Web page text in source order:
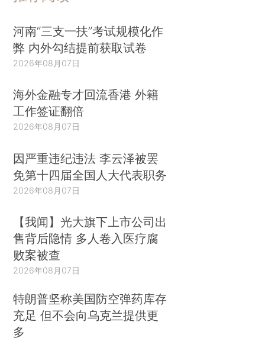
河南“三支一扶”考试规模化作
弊 内外勾结提前获取试卷
2026年08月07日
海外金融专才回流香港 外籍
工作签证翻倍
2026年08月07日
因严重违纪违法 李云泽被罢
免第十四届全国人大代表职务
2026年08月07日
【我闻】光大旗下上市公司出
售背后隐情 多人卷入医疗腐
败案被查
2026年08月07日
特朗普坚称美国防空弹药库存
充足 但不会向乌克兰提供更
多